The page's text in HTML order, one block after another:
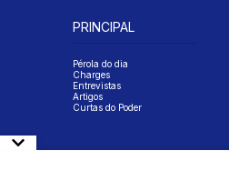
PRINCIPAL
Pérola do dia
Charges
Entrevistas
Artigos
Curtas do Poder